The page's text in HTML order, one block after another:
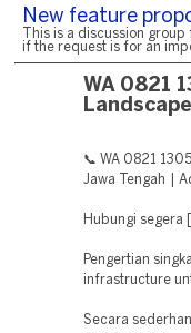
New feature
This is a discussion
if the request is for an
WA 0821
📞 WA 0821
Jawa Tengah |
Hubungi segera
Pengertian
infrastructure
Secara